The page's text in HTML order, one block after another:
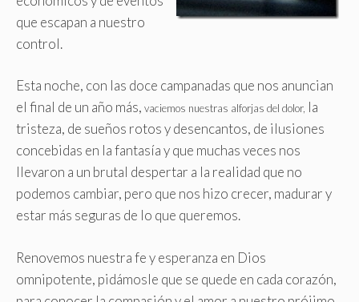
que escapan a nuestro
control.
Esta noche, con las doce campanadas que nos anuncian
el final de un año más, vaciemos nuestras alforjas del dolor, la
tristeza, de sueños rotos y desencantos, de ilusiones
concebidas en la fantasía y que muchas veces nos
llevaron a un brutal despertar a la realidad que no
podemos cambiar, pero que nos hizo crecer, madurar y
estar más seguras de lo que queremos.
Renovemos nuestra fe y esperanza en Dios
omnipotente, pidámosle que se quede en cada corazón,